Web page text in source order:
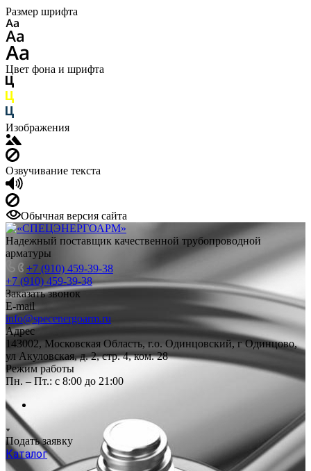
Размер шрифта
Цвет фона и шрифта
Изображения
Озвучивание текста
Обычная версия сайта
Надежный поставщик качественной трубопроводной
арматуры
+7 (910) 459-39-38
+7 (910) 459-39-38
Заказать звонок
E-mail
info@specenergoarm.ru
Адрес
143002, Московская Область, г.о. Одинцовский, г Одинцово,
ул Акуловская, д. 2, стр. 4, ком. 28
Режим работы
Пн. – Пт.: с 8:00 до 21:00
Подать заявку
Каталог